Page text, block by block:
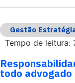
Gestão
Tempo de leitura:
todo